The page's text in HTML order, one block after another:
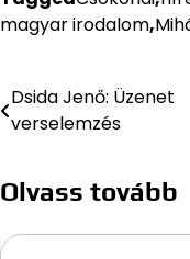
magyar irodalom,
Bejegyzés
navigáció
Dsida Jenő: Üzenet
verselemzés
Olvass tovább